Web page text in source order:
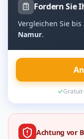
Fordern Sie
Vergleichen Sie
Namur.
Gratuit
Achtung vor